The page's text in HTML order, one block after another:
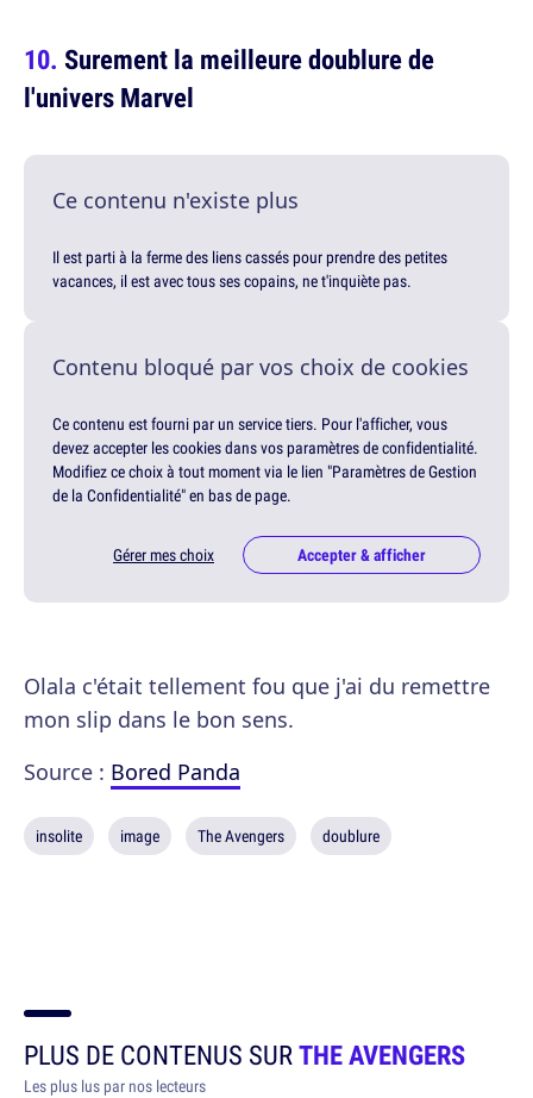
Surement la meilleure doublure de
l'univers Marvel
Ce contenu n'existe plus
Il est parti à la ferme des liens cassés pour prendre des petites
vacances, il est avec tous ses copains, ne t'inquiète pas.
Contenu bloqué par vos choix de cookies
Ce contenu est fourni par un service tiers. Pour l'afficher, vous
devez accepter les cookies dans vos paramètres de confidentialité.
Modifiez ce choix à tout moment via le lien "Paramètres de Gestion
de la Confidentialité" en bas de page.
Gérer mes choix Accepter & afficher
Olala c'était tellement fou que j'ai du remettre
mon slip dans le bon sens.
Source : Bored Panda
insolite image The Avengers doublure
PLUS DE CONTENUS SURTHE AVENGERS
Les plus lus par nos lecteurs